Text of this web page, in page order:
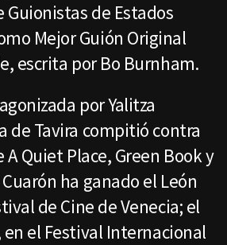
Guionistas de Estados
Mejor Guión Original
escrita por Bo Burnham.
por Yalitza
de Tavira compitió contra
A Quiet Place, Green Book y
ha ganado el León
de Cine de Venecia; el
el Festival Internacional